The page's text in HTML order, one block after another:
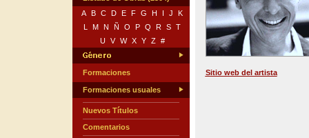
A
B C D E F G H I J
K
L
M N Ñ O P Q R S T
U
V W X Y Z #
Formaciones
Formaciones usuales
Nuevos Títulos
Comentarios
Sitio web del artista